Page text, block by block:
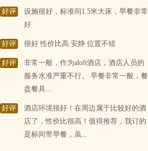
好评
设施很好，标准间1.5米大床，早餐非常
好
好评 很好 性价比高 安静 位置不错
好评
非常一般，作为aloft酒店，酒店人员的
服务水准严重不行。 早餐非常一般，餐
盘餐具...
好评
酒店环境很好！在周边属于比较好的酒
店了，性价比很高！值得推荐，我订的
是标间带早餐，虽...